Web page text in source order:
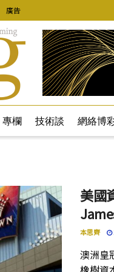
廣告
專欄 技術談 網絡博
美國
本思齊
澳洲皇